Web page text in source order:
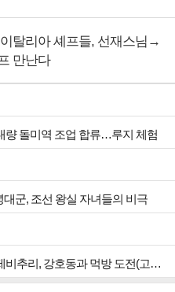
탈리아 셰프들, 선재스님→
만난다
량 돌미역 조업 합류…루지 체험
군, 조선 왕실 자녀들의 비극
모태범, 이베리코 꽃목살ㆍ자양동 제비추리, 강호동과 먹방 도전(고기서만나)